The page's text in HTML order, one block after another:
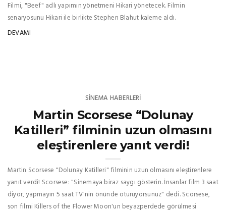
Filmi, "Beef" adlı yapımın yönetmeni Hikari yönetecek. Filmin
senaryosunu Hikari ile birlikte Stephen Blahut kaleme aldı.
DEVAMI
SINEMA HABERLERI
Martin Scorsese “Dolunay
Katilleri” filminin uzun olmasını
eleştirenlere yanıt verdi!
Martin Scorsese "Dolunay Katilleri" filminin uzun olmasını eleştirenlere
yanıt verdi! Scorsese: "Sinemaya biraz saygı gösterin. İnsanlar film 3 saat
diyor, yapmayın 5 saat TV'nin önünde oturuyorsunuz" dedi. Scorsese,
son filmi Killers of the Flower Moon'un beyazperdede görülmesi